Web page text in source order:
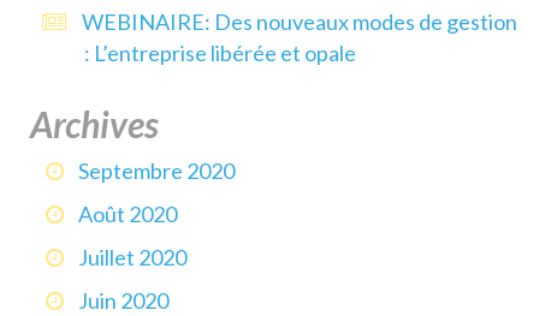
WEBINAIRE: Des nouveaux modes de gestion
: L’entreprise libérée et opale
Archives
Septembre 2020
Août 2020
Juillet 2020
Juin 2020